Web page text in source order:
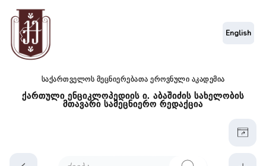
საქართველოს მეცნიერებათა ეროვნული აკადემია
ქართული ენციკლოპედიის ი. აბაშიძის სახელობის
მთავარი სამეცნიერო რედაქცია
English